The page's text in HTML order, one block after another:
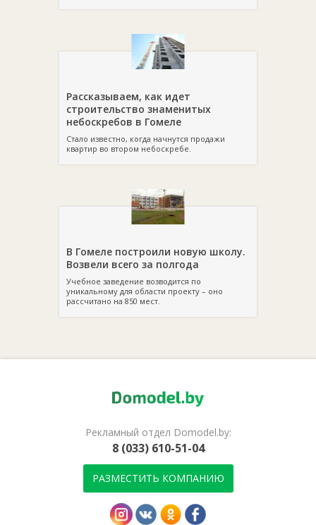
Рассказываем, как идет
строительство знаменитых
небоскребов в Гомеле
Стало известно, когда начнутся продажи
квартир во втором небоскребе.
В Гомеле построили новую школу.
Возвели всего за полгода
Учебное заведение возводится по
уникальному для области проекту – оно
рассчитано на 850 мест.
Рекламный отдел Domodel.by:
8 (033) 610-51-04
РАЗМЕСТИТЬ КОМПАНИЮ